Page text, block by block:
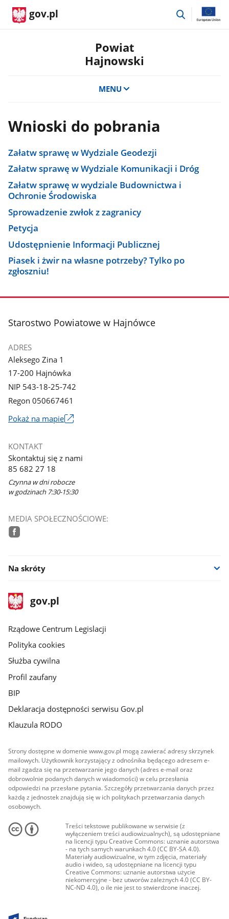
gov.pl
przejdź
Powiat
Hajnowski
MENU
Wnioski do pobrania
Załatw sprawę w Wydziale Geodezji
Załatw sprawę w Wydziale Komunikacji i Dróg
Załatw sprawę w wydziale Budownictwa i
Ochronie Środowiska
Sprowadzenie zwłok z zagranicy
Petycja
Udostępnienie Informacji Publicznej
Piasek i żwir na własne potrzeby? Tylko po
zgłoszniu!
stopka
Starostwo Powiatowe w Hajnówce
ADRES
Aleksego Zina 1
17-200 Hajnówka
NIP 543-18-25-742
Regon 050667461
Pokaż na mapieLink
nowym
KONTAKT
Skontaktuj się z nami
85 682 27 18
Czynna w dni robocze
w godzinach 7:30-15:30
MEDIA SPOŁECZNOŚCIOWE:
Na skróty
stopka
gov.plStrona
gov.pl
Rządowe Centrum Legislacji
Polityka cookies
Służba cywilna
Profil zaufany
BIP
Deklaracja dostępności serwisu Gov.pl
Klauzula RODO
Strony dostępne w domenie www.gov.pl mogą zawierać adresy skrzynek
mailowych. Użytkownik korzystający z odnośnika będącego adresem e-
mail zgadza się na przetwarzanie jego danych (adres e-mail oraz
dobrowolnie podanych danych w wiadomości) w celu przesłania
odpowiedzi na przesłane pytania. Szczegóły przetwarzania danych przez
każdą z jednostek znajdują się w ich politykach przetwarzania danych
osobowych.
Treści tekstowe publikowane w serwisie (z
wyłączeniem treści audiowizualnych), są udostępniane
na licencji typu Creative Commons: uznanie autorstwa
- na tych samych warunkach 4.0 (CC BY-SA 4.0).
Materiały audiowizualne, w tym zdjęcia, materiały
audio i wideo, są udostępniane na licencji typu
Creative Commons: uznanie autorstwa użycie
niekomercyjne - bez utworów zależnych 4.0 (CC BY-
NC-ND 4.0), o ile nie jest to stwierdzone inaczej.